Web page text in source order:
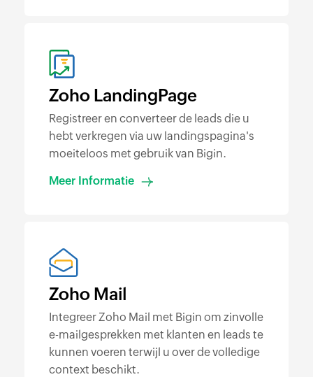
Zoho LandingPage
Registreer en converteer de leads die u
hebt verkregen via uw landingspagina's
moeiteloos met gebruik van Bigin.
Meer Informatie
Zoho Mail
Integreer Zoho Mail met Bigin om zinvolle
e-mailgesprekken met klanten en leads te
kunnen voeren terwijl u over de volledige
context beschikt.